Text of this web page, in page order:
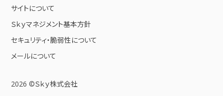
サイトについて
Ｓｋｙマネジメント基本方針
セキュリティ・脆弱性について
メールについて
2026 ©Ｓｋｙ株式会社